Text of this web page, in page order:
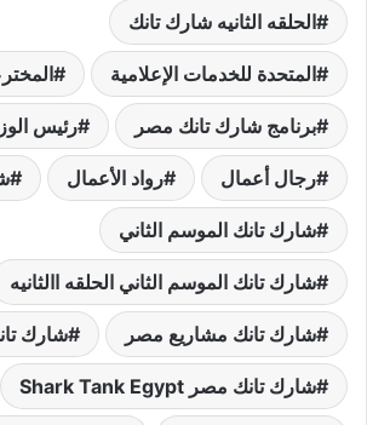
الحلقه الثانيه شارك تانك
المتحدة للخدمات الإعلامية
برنامج شارك تانك مصر رئيس
رجال أعمال رواد الأعمال
شارك تانك الموسم الثاني
شارك تانك الموسم الثاني الحلقه االثانيه
شارك تانك مشاريع مصر شارك
شارك تانك مصر Shark Tank Egypt